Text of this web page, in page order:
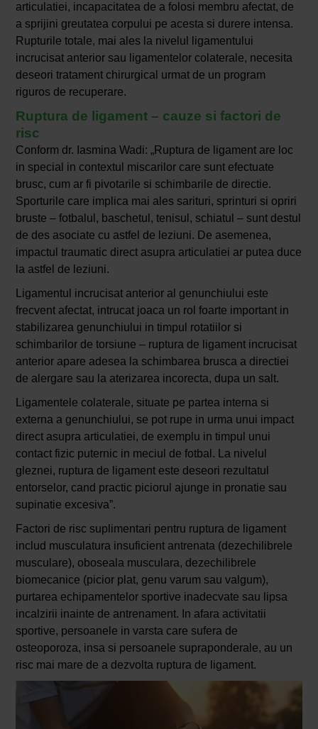
articulatiei, incapacitatea de a folosi membru afectat, de
a sprijini greutatea corpului pe acesta si durere intensa.
Rupturile totale, mai ales la nivelul ligamentului
incrucisat anterior sau ligamentelor colaterale, necesita
deseori tratament chirurgical urmat de un program
riguros de recuperare.
Ruptura de ligament – cauze si factori de
risc
Conform dr. Iasmina Wadi: „Ruptura de ligament are loc
in special in contextul miscarilor care sunt efectuate
brusc, cum ar fi pivotarile si schimbarile de directie.
Sporturile care implica mai ales sarituri, sprinturi si opriri
bruste – fotbalul, baschetul, tenisul, schiatul – sunt destul
de des asociate cu astfel de leziuni. De asemenea,
impactul traumatic direct asupra articulatiei ar putea duce
la astfel de leziuni.
Ligamentul incrucisat anterior al genunchiului este
frecvent afectat, intrucat joaca un rol foarte important in
stabilizarea genunchiului in timpul rotatiilor si
schimbarilor de torsiune – ruptura de ligament incrucisat
anterior apare adesea la schimbarea brusca a directiei
de alergare sau la aterizarea incorecta, dupa un salt.
Ligamentele colaterale, situate pe partea interna si
externa a genunchiului, se pot rupe in urma unui impact
direct asupra articulatiei, de exemplu in timpul unui
contact fizic puternic in meciul de fotbal. La nivelul
gleznei, ruptura de ligament este deseori rezultatul
entorselor, cand practic piciorul ajunge in pronatie sau
supinatie excesiva”.
Factori de risc suplimentari pentru ruptura de ligament
includ musculatura insuficient antrenata (dezechilibrele
musculare), oboseala musculara, dezechilibrele
biomecanice (picior plat, genu varum sau valgum),
purtarea echipamentelor sportive inadecvate sau lipsa
incalzirii inainte de antrenament. In afara activitatii
sportive, persoanele in varsta care sufera de
osteoporoza, insa si persoanele supraponderale, au un
risc mai mare de a dezvolta ruptura de ligament.